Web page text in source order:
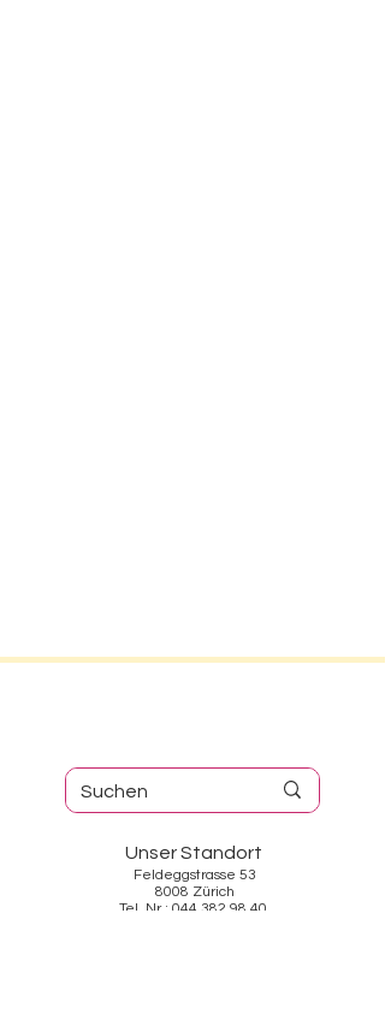
Unser Standort
Feldeggstrasse 53
8008 Zürich
Tel. Nr.: 044 382 98 40